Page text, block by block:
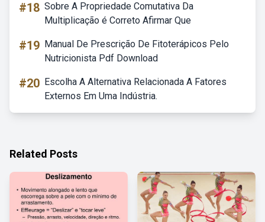
#18 Sobre A Propriedade Comutativa Da
Multiplicação é Correto Afirmar Que
#19 Manual De Prescrição De Fitoterápicos Pelo
Nutricionista Pdf Download
#20 Escolha A Alternativa Relacionada A Fatores
Externos Em Uma Indústria.
Related Posts